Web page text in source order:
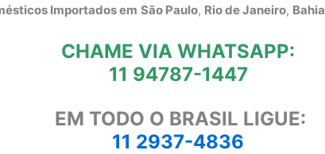
Importados em São Paulo, Rio de Janeiro, Bahia
CHAME VIA WHATSAPP:
11 94787-1447
EM TODO O BRASIL LIGUE:
11 2937-4836